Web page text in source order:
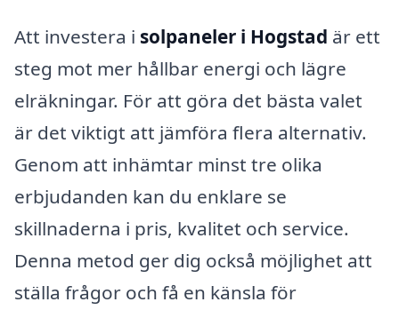
Att investera i solpaneler i Hogstad är ett
steg mot mer hållbar energi och lägre
elräkningar. För att göra det bästa valet
är det viktigt att jämföra flera alternativ.
Genom att inhämtar minst tre olika
erbjudanden kan du enklare se
skillnaderna i pris, kvalitet och service.
Denna metod ger dig också möjlighet att
ställa frågor och få en känsla för